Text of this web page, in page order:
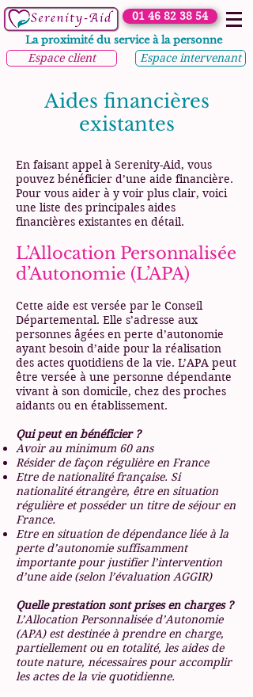
01 46 82 38 54
La proximité du service à la personne
Espace client Espace intervenant
En faisant appel à Serenity-Aid, vous
pouvez bénéficier d’une aide financière.
Pour vous aider à y voir plus clair, voici
une liste des principales aides
financières existantes en détail.
L’Allocation Personnalisée
d’Autonomie (L’APA)
Cette aide est versée par le Conseil
Départemental. Elle s’adresse aux
personnes âgées en perte d’autonomie
ayant besoin d’aide pour la réalisation
des actes quotidiens de la vie. L’APA peut
être versée à une personne dépendante
vivant à son domicile, chez des proches
aidants ou en établissement.
Qui peut en bénéficier ?
Avoir au minimum 60 ans
Résider de façon régulière en France
Etre de nationalité française. Si
nationalité étrangère, être en situation
régulière et posséder un titre de séjour en
France.
Etre en situation de dépendance liée à la
perte d’autonomie suffisamment
importante pour justifier l’intervention
d’une aide (selon l’évaluation AGGIR)
Quelle prestation sont prises en charges ?
L’Allocation Personnalisée d’Autonomie
(APA) est destinée à prendre en charge,
partiellement ou en totalité, les aides de
toute nature, nécessaires pour accomplir
les actes de la vie quotidienne.
Aides financières
existantes